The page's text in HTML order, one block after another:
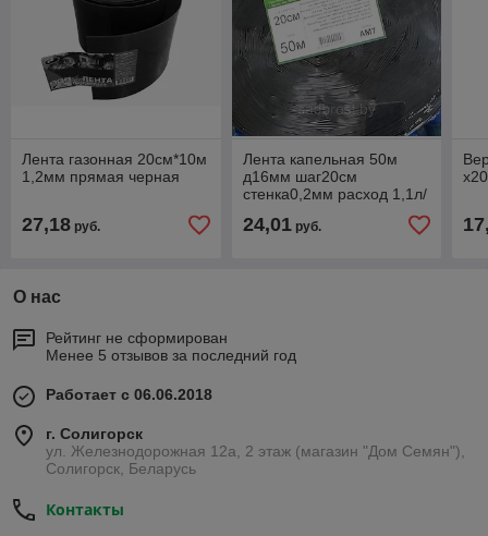
Лента газонная 20см*10м
1,2мм прямая черная
27,18 руб.
Лента капельная 50м
д16мм шаг20см
стенка0,2мм расход 1,1л/
24,01руб.
О нас
Рейтинг не сформирован
Менее 5 отзывов за последний год
Работает с 06.06.2018
г. Солигорск
ул. Железнодорожная 12а, 2 этаж (магазин "Дом Семян"),
Солигорск, Беларусь
Контакты